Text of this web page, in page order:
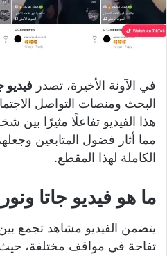
في الآونة الأخيرة، تصدر فيديو
البحث ومنصات التواصل
هذا الفيديو تفاعلًا مثيرًا بين
مما أثار فضول المتابعين
الكاملة لهذا المقطع.
ما هو فيديو جاتا
يتضمن الفيديو مشاهد تجمع
تفاحة في مواقف مختلفة، حيث